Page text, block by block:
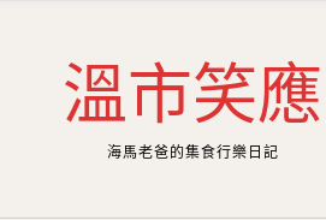
溫市笑應
海馬老爸的集食行樂日記